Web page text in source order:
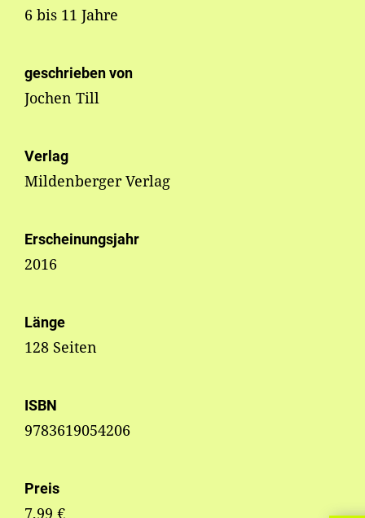
6 bis 11 Jahre
geschrieben von
Jochen Till
Verlag
Mildenberger Verlag
Erscheinungsjahr
2016
Länge
128 Seiten
ISBN
9783619054206
Preis
7,99 €